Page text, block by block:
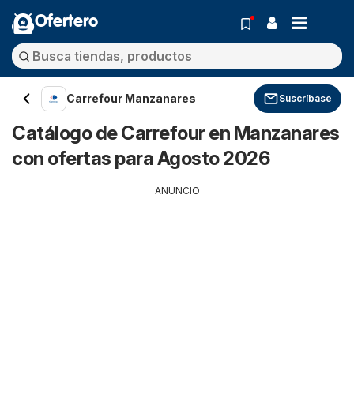
Ofertero
Carrefour Manzanares Suscríbase
Catálogo de Carrefour en Manzanares
con ofertas para Agosto 2026
ANUNCIO